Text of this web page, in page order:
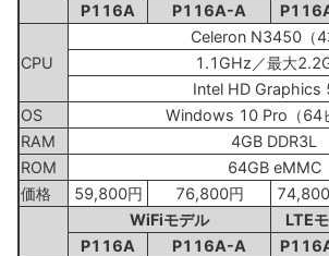
P116A
P116A-A
CPU
Celeron N3450（4ｺ
1.1GHz／最大
Intel HD Graphics
OS
Windows 10 Pro（64
RAM
4GB DDR3L
ROM
64GB eMMC
価格
59,800円 76,800円
WiFiモデル
LTE
P116A
P116A-A